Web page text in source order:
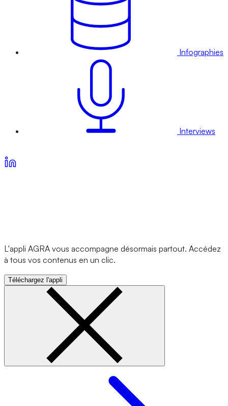
Infographies
Interviews
L'appli AGRA vous accompagne désormais partout. Accédez
à tous vos contenus en un clic.
Téléchargez l'appli